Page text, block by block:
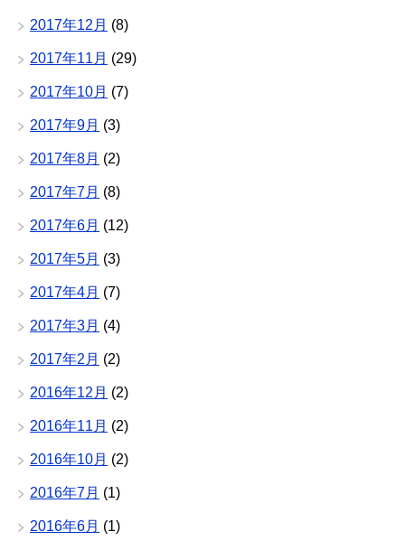
2017年12月 (8)
2017年11月 (29)
2017年10月 (7)
2017年9月 (3)
2017年8月 (2)
2017年7月 (8)
2017年6月 (12)
2017年5月 (3)
2017年4月 (7)
2017年3月 (4)
2017年2月 (2)
2016年12月 (2)
2016年11月 (2)
2016年10月 (2)
2016年7月 (1)
2016年6月 (1)